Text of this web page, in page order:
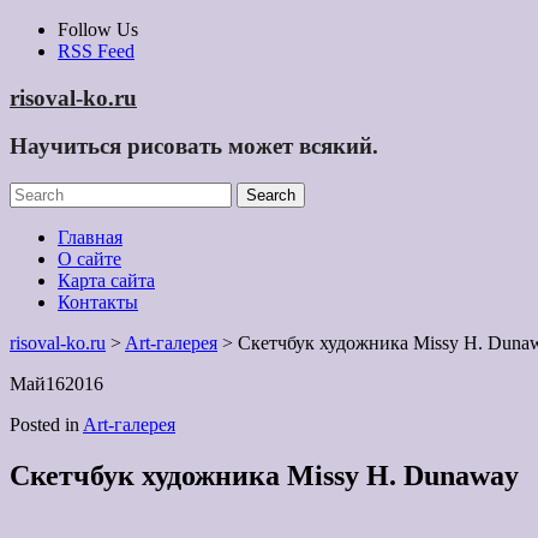
Skip
Follow Us
RSS Feed
risoval-ko.ru
Научиться рисовать может всякий.
Главная
О сайте
Карта сайта
Контакты
risoval-ko.ru > Art-галерея > Скетчбук художника Missy H.
Май162016
Posted in Art-галерея
Скетчбук художника Missy H. Dunaway